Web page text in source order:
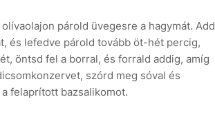
párold üvegesre a hagymát. Add
és lefedve párold tovább öt-hét percig,
öntsd fel a borral, és forrald addig, amíg
szórd meg sóval és
felaprított bazsalikomot.